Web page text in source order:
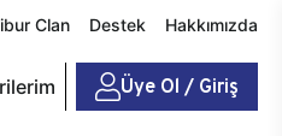
Clan Destek Hakkımızda
Üye Ol / Giriş